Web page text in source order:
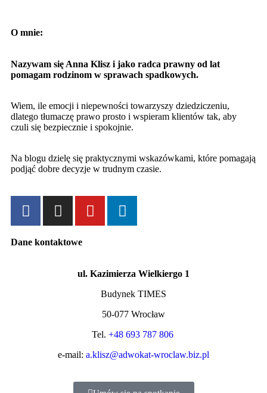
O mnie:
Nazywam się Anna Klisz i jako radca prawny od lat
pomagam rodzinom w sprawach spadkowych.
Wiem, ile emocji i niepewności towarzyszy dziedziczeniu,
dlatego tłumaczę prawo prosto i wspieram klientów tak, aby
czuli się bezpiecznie i spokojnie.
Na blogu dzielę się praktycznymi wskazówkami, które pomagają
podjąć dobre decyzje w trudnym czasie.
Dane kontaktowe
ul. Kazimierza Wielkiergo 1
Budynek TIMES
50-077 Wrocław
Tel. +48 693 787 806
e-mail: a.klisz@adwokat-wroclaw.biz.pl